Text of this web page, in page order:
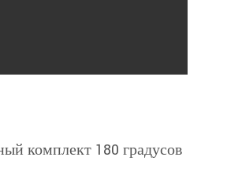
комплект 180 градусов